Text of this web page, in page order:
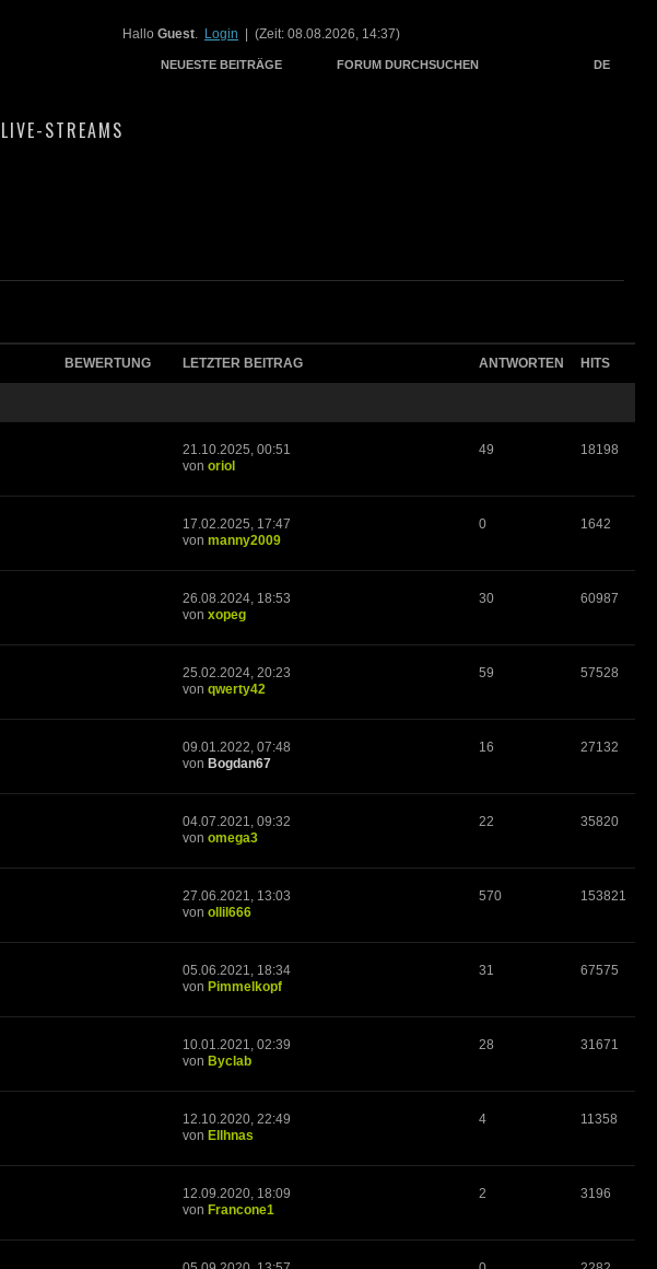
Hallo Guest. Login | (Zeit: 08.08.2026, 14:37)
NEUESTE BEITRÄGE FORUM DURCHSUCHEN DE
LIVE-STREAMS
BEWERTUNG LETZTER BEITRAG ANTWORTEN HITS
21.10.2025, 00:51
von oriol
49 18198
17.02.2025, 17:47
von manny2009
0 1642
26.08.2024, 18:53
von xopeg
30 60987
25.02.2024, 20:23
von qwerty42
59 57528
09.01.2022, 07:48
von Bogdan67
16 27132
04.07.2021, 09:32
von omega3
22 35820
27.06.2021, 13:03
von ollil666
570 153821
05.06.2021, 18:34
von Pimmelkopf
31 67575
10.01.2021, 02:39
von Byclab
28 31671
12.10.2020, 22:49
von Ellhnas
4 11358
12.09.2020, 18:09
von Francone1
2 3196